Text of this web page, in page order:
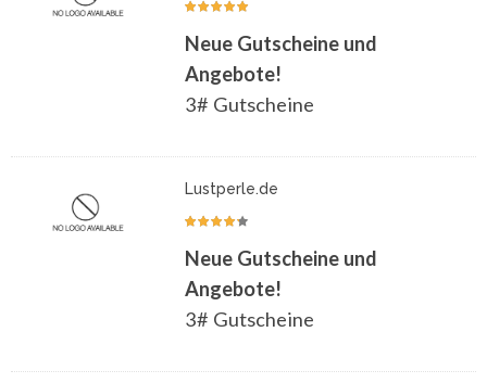
Neue Gutscheine und
Angebote!
3# Gutscheine
Lustperle.de
Neue Gutscheine und
Angebote!
3# Gutscheine